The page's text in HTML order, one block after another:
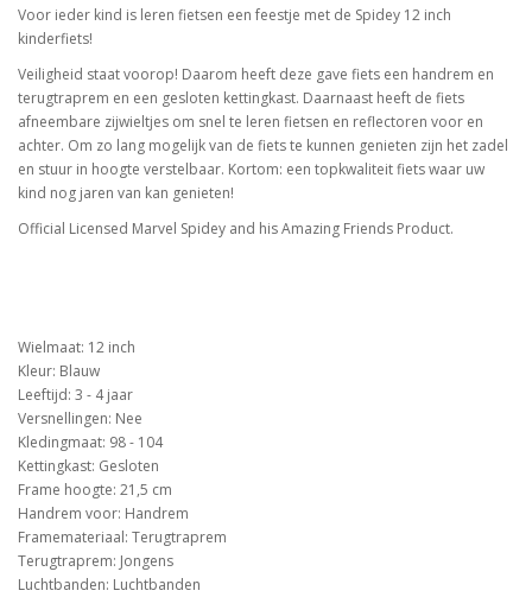
Voor ieder kind is leren fietsen een feestje met de Spidey 12 inch
kinderfiets!
Veiligheid staat voorop! Daarom heeft deze gave fiets een handrem en
terugtraprem en een gesloten kettingkast. Daarnaast heeft de fiets
afneembare zijwieltjes om snel te leren fietsen en reflectoren voor en
achter. Om zo lang mogelijk van de fiets te kunnen genieten zijn het zadel
en stuur in hoogte verstelbaar. Kortom: een topkwaliteit fiets waar uw
kind nog jaren van kan genieten!
Official Licensed Marvel Spidey and his Amazing Friends Product.
Wielmaat: 12 inch
Kleur: Blauw
Leeftijd: 3 - 4 jaar
Versnellingen: Nee
Kledingmaat: 98 - 104
Kettingkast: Gesloten
Frame hoogte: 21,5 cm
Handrem voor: Handrem
Framemateriaal: Terugtraprem
Terugtraprem: Jongens
Luchtbanden: Luchtbanden